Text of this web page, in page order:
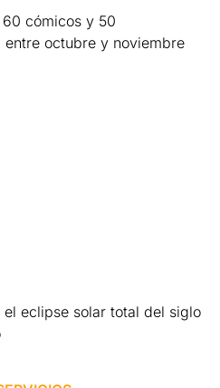
cómicos y 50
octubre y noviembre
eclipse solar total del siglo